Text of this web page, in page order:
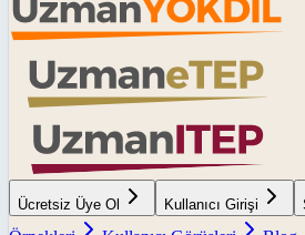
Ücretsiz Üye Ol Kullanıcı Girişi